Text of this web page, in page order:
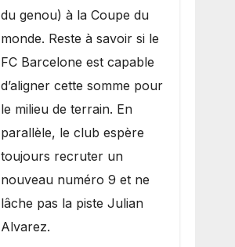
du genou) à la Coupe du
monde. Reste à savoir si le
FC Barcelone est capable
d’aligner cette somme pour
le milieu de terrain. En
parallèle, le club espère
toujours recruter un
nouveau numéro 9 et ne
lâche pas la piste Julian
Alvarez.